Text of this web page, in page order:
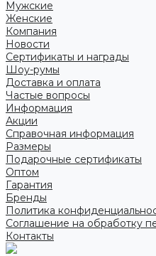
Мужские
Женские
Компания
Новости
Сертификаты и награды
Шоу-румы
Доставка и оплата
Частые вопросы
Информация
Акции
Справочная информация
Размеры
Подарочные сертификаты
Оптом
Гарантия
Бренды
Политика
Соглашение на обработку
Контакты